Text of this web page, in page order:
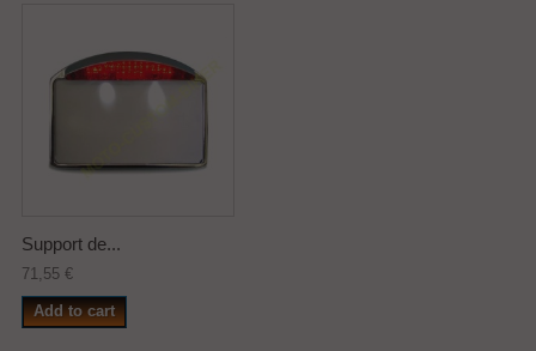
Support de...
71,55 €
Add to cart